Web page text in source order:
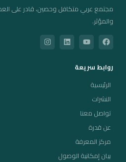
مجتمع عربي متكافل وحصين، قادر على
والمؤثر.
روابط سريعة
الرئيسية
النشرات
تواصل معنا
عن قدرة
مركز المعرفة
بيان إمكانية الوصول